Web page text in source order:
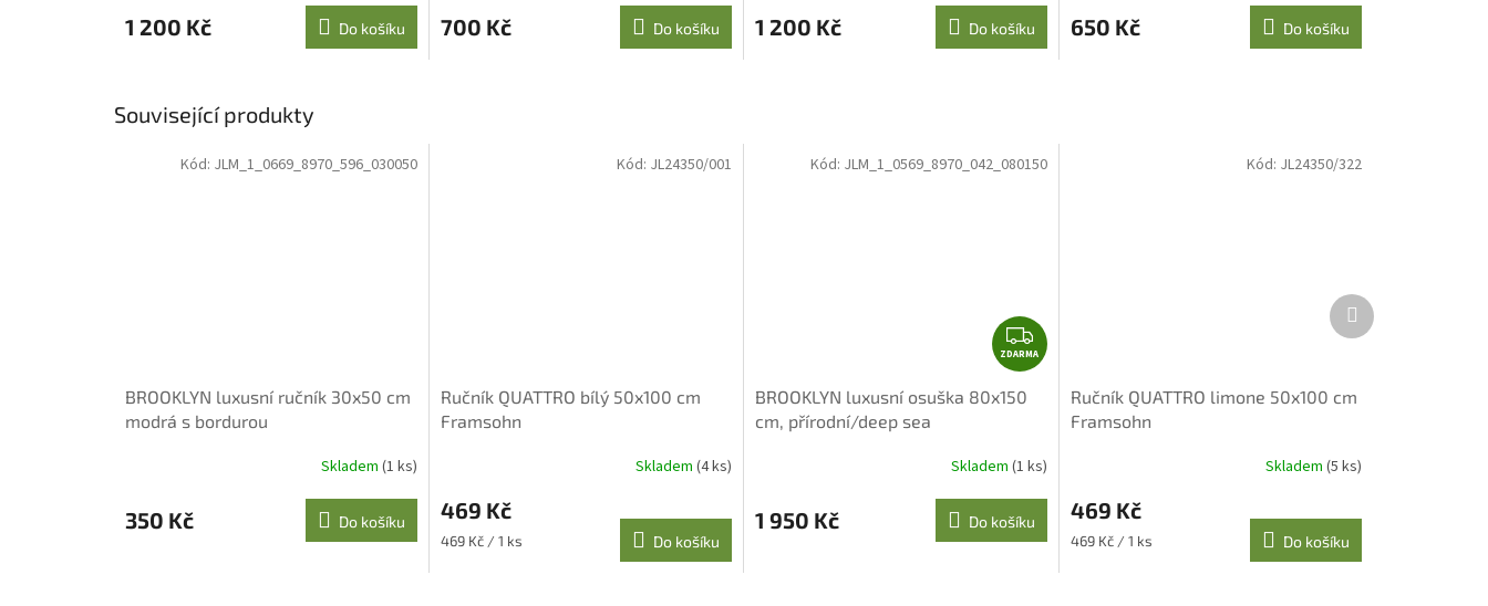
1 200 Kč Do košíku 700 Kč Do košíku 1 200 Kč Do košíku 650 Kč Do košíku
Související produkty
BROOKLYN luxusní ručník 30x50 cm
modrá s bordurou
Skladem (1 ks)
350 Kč Do košíku
Kód: JLM_1_0669_8970_596_030050
Ručník QUATTRO bílý 50x100 cm
Framsohn
Skladem (4 ks)
469 Kč
Měrná
469 Kč / 1 ks Do košíku
Kód: JL24350/001
Z
D
A
ZDARMA
BROOKLYN luxusní osuška 80x150
cm, přírodní/deep sea
Skladem (1 ks)
1 950 Kč Do košíku
Kód: JLM_1_0569_8970_042_080150
Ručník QUATTRO limone 50x100 cm
Framsohn
produktu
je
5,0
Skladem(5 ks)
469 Kč
Měrná
469 Kč / 1 ks Do košíku
Kód: JL24350/322
Další
produkt